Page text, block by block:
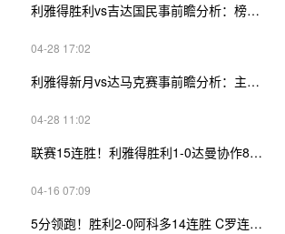
利雅得胜利vs吉达国民事前瞻分析：榜首悬念与攻防博弈
04-28 17:02
利雅得新月vs达马克赛事前瞻分析：主场碾压与客场顽抗的较量
04-28 11:02
联赛15连胜！利雅得胜利1-0达曼协作8分领跑 C罗远射造科曼制胜球
04-16 07:09
5分领跑！胜利2-0阿科多14连胜 C罗连场破门+968球菲利克斯建功